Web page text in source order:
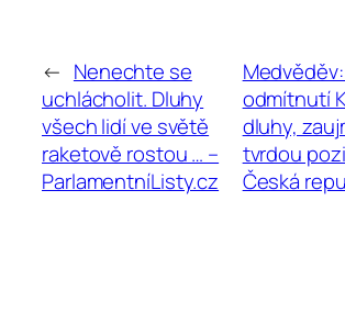
← Nenechte se
uchlácholit. Dluhy
všech lidí ve světě
raketově rostou … –
ParlamentníListy.cz
odmítnutí
dluhy,
tvrdou
Česká